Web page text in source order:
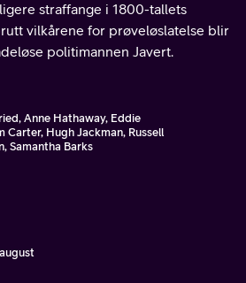
straffange i 1800-tallets
vilkårene for prøveløslatelse blir
politimannen Javert.
Anne Hathaway, Eddie
Carter, Hugh Jackman, Russell
Samantha Barks